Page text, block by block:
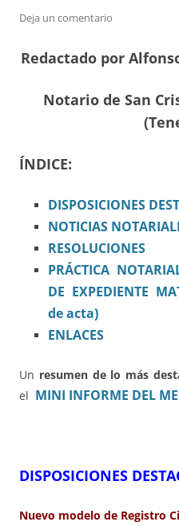
Deja un comentario
Redactado por
Notario de San
ÍNDICE:
DISPOSICIONES
NOTICIAS
RESOLUCIONES
PRÁCTICA
DE EXPEDIENTE
de acta)
ENLACES
Un resumen de lo más
el MINI INFORME DEL
DISPOSICIONES
Nuevo modelo de Registro